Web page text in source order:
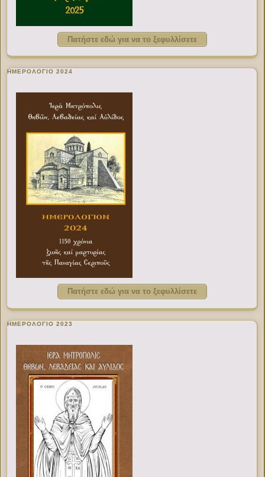
Πατήστε εδώ για να το ξεφυλλίσετε
ΗΜΕΡΟΛΟΓΙΟ 2024
Πατήστε εδώ για να το ξεφυλλίσετε
ΗΜΕΡΟΛΟΓΙΟ 2023